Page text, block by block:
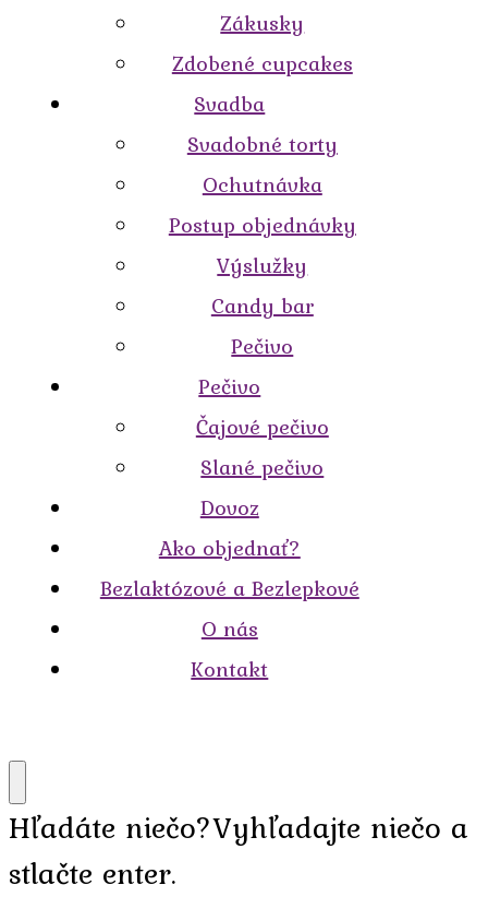
Zákusky
Zdobené cupcakes
Svadba
Svadobné torty
Ochutnávka
Postup objednávky
Výslužky
Candy bar
Pečivo
Pečivo
Čajové pečivo
Slané pečivo
Dovoz
Ako objednať?
Bezlaktózové a Bezlepkové
O nás
Kontakt
Hľadáte niečo?Vyhľadajte niečo a
stlačte enter.